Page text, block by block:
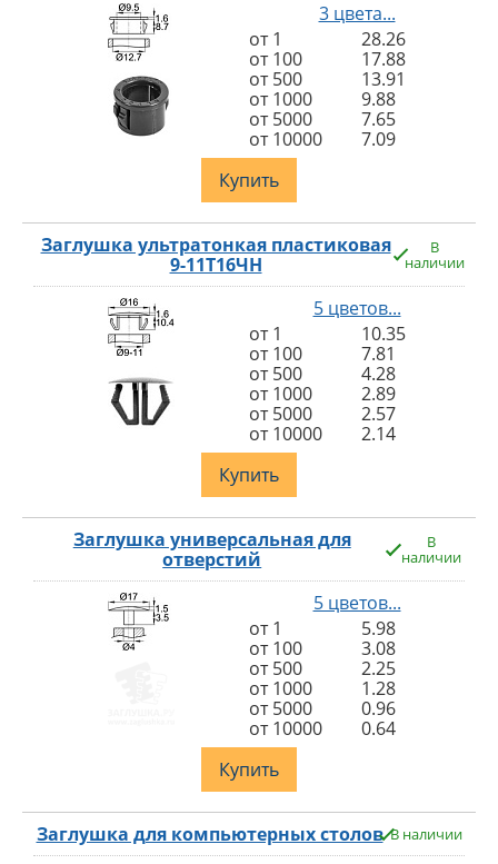
3 цвета...
от 1
28.26
от 100
17.88
от 500
13.91
от 1000
9.88
от 5000
7.65
от 10000
7.09
Купить
Заглушка ультратонкая пластиковая
9-11Т16ЧН
В
наличии
5 цветов...
от 1
10.35
от 100
7.81
от 500
4.28
от 1000
2.89
от 5000
2.57
от 10000
2.14
Купить
Заглушка универсальная для
отверстий
В
наличии
5 цветов...
от 1
5.98
от 100
3.08
от 500
2.25
от 1000
1.28
от 5000
0.96
от 10000
0.64
Купить
Заглушка для компьютерных столов В наличии